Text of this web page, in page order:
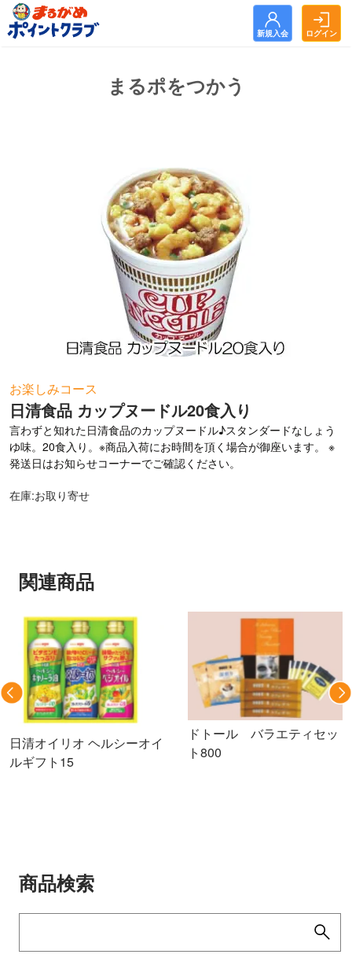
新規入会 ログイン
新規入会 ログイン
まるがめポイントクラブとは？
まるポをためる
まるポをつかう
お問い合わせ
まるポをつかう
商品検索
お楽しみコース
日清食品 カップヌードル20食入り
言わずと知れた日清食品のカップヌードル♪スタンダードなしょう
ゆ味。20食入り。※商品入荷にお時間を頂く場合が御座います。 ※
発送日はお知らせコーナーでご確認ください。
在庫:お取り寄せ
関連商品
日清オイリオ ヘルシーオイ
ルギフト15
ドトール バラエティセッ
ト800